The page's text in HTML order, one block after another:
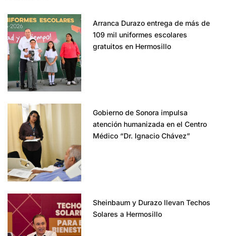
Arranca Durazo entrega de más de
109 mil uniformes escolares
gratuitos en Hermosillo
Gobierno de Sonora impulsa
atención humanizada en el Centro
Médico “Dr. Ignacio Chávez”
Sheinbaum y Durazo llevan Techos
Solares a Hermosillo